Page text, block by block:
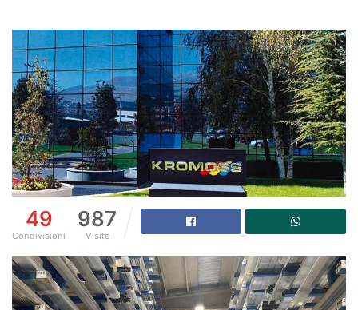
49
Condivisioni
987
Visite